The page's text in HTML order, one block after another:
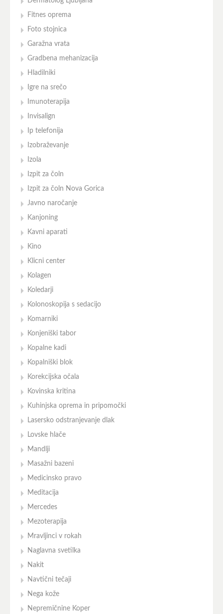
Fitnes oprema
Foto stojnica
Garažna vrata
Gradbena mehanizacija
Hladilniki
Igre na srečo
Imunoterapija
Invisalign
Ip telefonija
Izobraževanje
Izola
Izpit za čoln
Izpit za čoln Nova Gorica
Javno naročanje
Kanjoning
Kavni aparati
Kino
Klicni center
Kolagen
Koledarji
Kolonoskopija s sedacijo
Komarniki
Konjeniški tabor
Kopalne kadi
Kopalniški blok
Korekcijska očala
Kovinska kritina
Kuhinjska oprema in pripomočki
Lasersko odstranjevanje dlak
Lovske hlače
Mandlji
Masažni bazeni
Medicinsko pravo
Meditacija
Mercedes
Mezoterapija
Mravljinci v rokah
Naglavna svetilka
Nakit
Navtični tečaji
Nega kože
Nepremičnine Koper